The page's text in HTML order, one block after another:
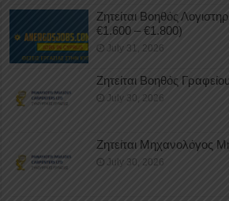
Ζητείται Βοηθός
€1.600 – €1.800)
July 31, 2026
Ζητείται Βοηθός
July 30, 2026
Ζητείται Μηχανολόγος
July 30, 2026